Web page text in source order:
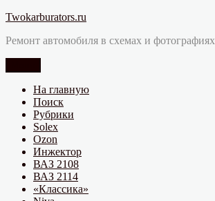
Перейти
содержимому
Twokarburators.ru
Ремонт автомобиля в схемах и фотографиях
На главную
Поиск
Рубрики
Solex
Ozon
Инжектор
ВАЗ 2108
ВАЗ 2114
«Классика»